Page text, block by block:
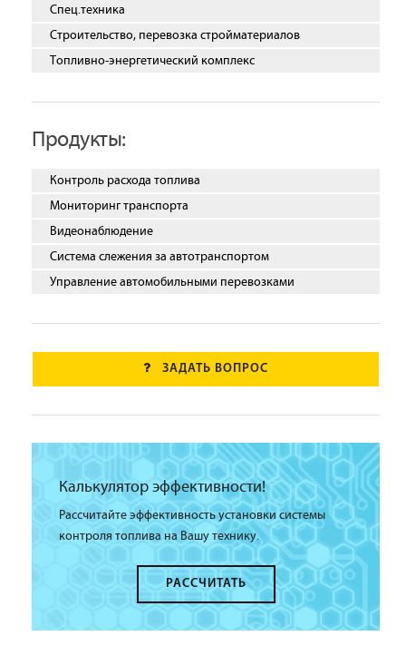
Спец.техника
Строительство, перевозка стройматериалов
Топливно-энергетический комплекс
Продукты:
Контроль расхода топлива
Мониторинг транспорта
Видеонаблюдение
Система слежения за автотранспортом
Управление автомобильными перевозками
ЗАДАТЬ ВОПРОС
Калькулятор эффективности!
Рассчитайте эффективность установки системы
контроля топлива на Вашу технику.
РАССЧИТАТЬ